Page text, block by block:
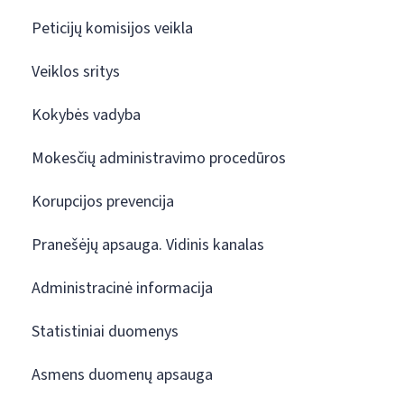
Peticijų komisijos veikla
Veiklos sritys
Kokybės vadyba
Mokesčių administravimo procedūros
Korupcijos prevencija
Pranešėjų apsauga. Vidinis kanalas
Administracinė informacija
Statistiniai duomenys
Asmens duomenų apsauga